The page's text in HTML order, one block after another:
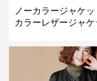
ノーカラージャケ
カラーレザージャケ